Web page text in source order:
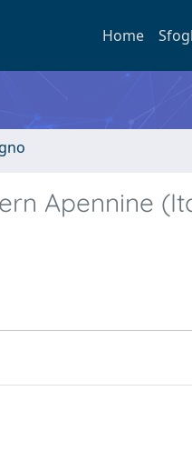
Home
Apennine